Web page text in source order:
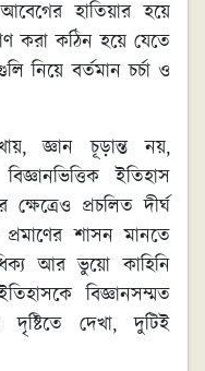
হাতিয়ার হয়ে
করা কঠিন হয়ে যেতে
নিয়ে বর্তমান চর্চা ও
জ্ঞান চূড়ান্ত নয়,
ইতিহাস
প্রচলিত দীর্ঘ
প্রমাণের শাসন মানতে
আর ভুয়ো কাহিনি
বিজ্ঞানসম্মত
দৃষ্টিতে দেখা, দুটিই